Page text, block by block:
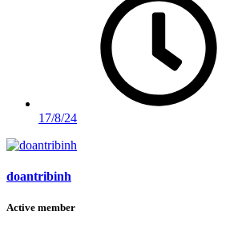
17/8/24
doantribinh
Active member